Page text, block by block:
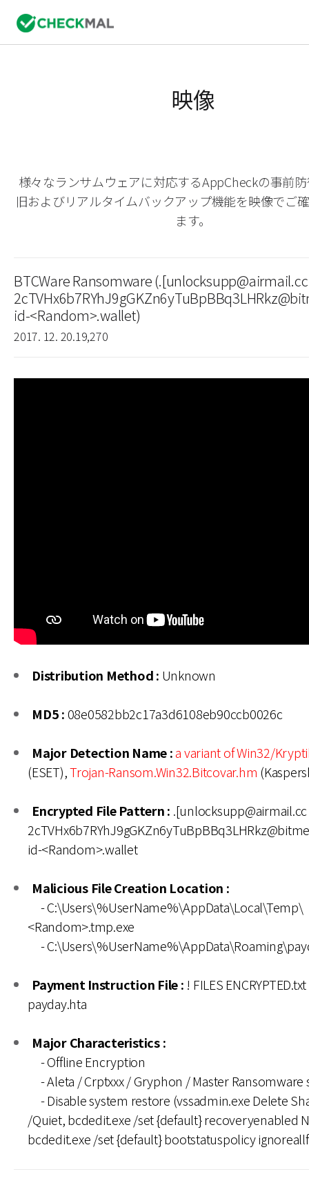
映像
様々なランサムウェアに対応するAppCheckの事前
旧およびリアルタイムバックアップ機能を映像でご
ます。
BTCWare Ransomware
id-<Random>.wallet)
2017. 12. 20.19,270
Distribution Method : Unknown
MD5 :08e0582bb2c17a3d6108eb90ccb0026c
Major Detection Name :a variant of Win32/
(ESET),Trojan-Ransom.Win32.Bitcovar.hm
Encrypted File Pattern :
id-<Random>.wallet
Malicious File Creation Location :
- C:\Users\%UserName%\AppData\Local\Temp\
<Random>.tmp.exe
-
Payment Instruction File : ! FILES
payday.hta
Major Characteristics :
- Offline Encryption
- Aleta / Crptxxx / Gryphon / Master Ransomware
- Disable system restore (vssadmin.exe Delete
/Quiet, bcdedit.exe /set {default} recoveryenabled
bcdedit.exe /set {default} bootstatuspolicy